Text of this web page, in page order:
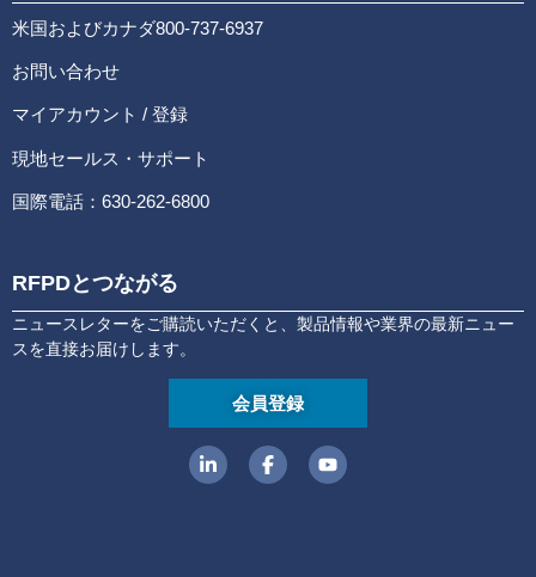
米国およびカナダ800-737-6937
お問い合わせ
マイアカウント / 登録
現地セールス・サポート
国際電話：630-262-6800
RFPDとつながる
ニュースレターをご購読いただくと、製品情報や業界の最新ニュー
スを直接お届けします。
会員登録